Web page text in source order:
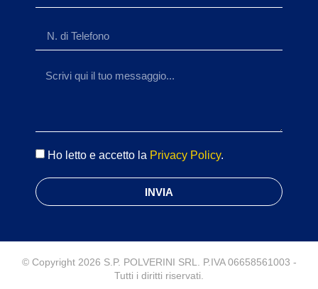
Ho letto e accetto la Privacy Policy.
INVIA
© Copyright 2026 S.P. POLVERINI SRL. P.IVA 06658561003 -
Tutti i diritti riservati.